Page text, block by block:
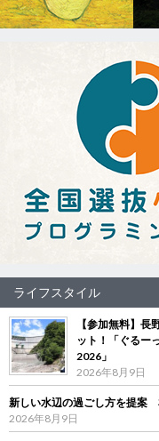
ライフスタイル
【参加無料】
ット！「ぐるー
2026」
2026年8月9日
新しい水辺の過ごし方を提案
2026年8月9日